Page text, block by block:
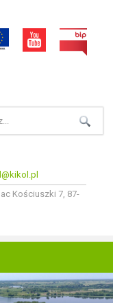
Kościuszki 7, 87-